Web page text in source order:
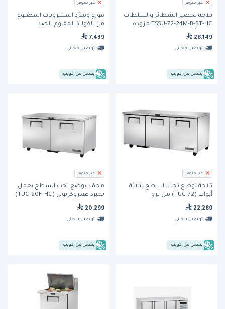
غير متوفر
ثلاجة تحضير الشطائر والسلطات
TSSU-72-24M-B-ST-HC مزودة
بثلاثة أبواب من ترو
28,149
توصيل مجاني
يشحن من إكويب
غير متوفر
موزع ومُبرِّد المشروبات المصنوع
من الفولاذ المقاوم للصدأ
من كراثكو
7,439
توصيل مجاني
يشحن من إكويب
غير متوفر
ثلاجة تُوضع تحت السطح بثلاثة
أبواب (TUC-72) من ترو
22,289
توصيل مجاني
يشحن من إكويب
غير متوفر
مجمّد يوضع تحت السطح يعمل
بمبرد هيدروكربوني (TUC-60F-HC)
20,299
توصيل مجاني
يشحن من إكويب